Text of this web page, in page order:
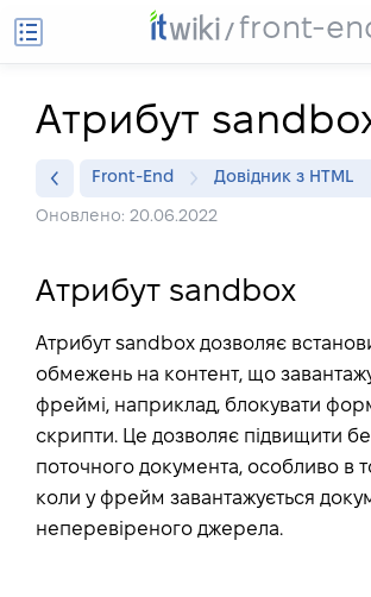
front-
Атрибут
Front-End Довідник з HTML
Оновлено: 20.06.2022
Атрибут sandbox
Атрибут sandbox дозволяє
обмежень на контент, що
фреймі, наприклад, блокувати
скрипти. Це дозволяє підвищити
поточного документа, особливо в
коли у фрейм завантажується
неперевіреного джерела.